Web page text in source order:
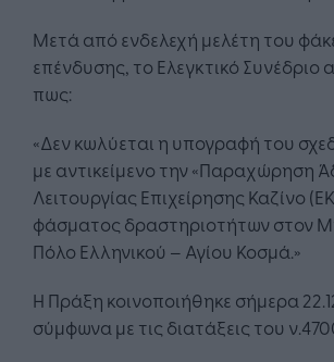
Μετά από ενδελεχή μελέτη του
επένδυσης, το Ελεγκτικό
πως:
«Δεν κωλύεται η υπογραφή του
με αντικείμενο την «Παραχώρηση
Λειτουργίας Επιχείρησης Καζίνο
φάσματος δραστηριοτήτων στον
Πόλο Ελληνικού – Αγίου Κοσμά.»
H Πράξη κοινοποιήθηκε σήμερα
σύμφωνα με τις διατάξεις του